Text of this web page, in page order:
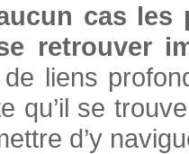
cas
retrouver
liens
qu’il se
d’y